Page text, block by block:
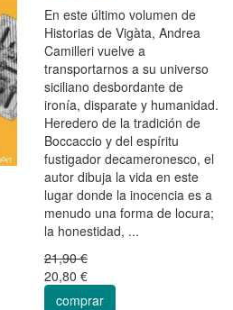
En este último volumen de
Historias de Vigàta, Andrea
Camilleri vuelve a
transportarnos a su universo
siciliano desbordante de
ironía, disparate y humanidad.
Heredero de la tradición de
Boccaccio y del espíritu
fustigador decameronesco, el
autor dibuja la vida en este
lugar donde la inocencia es a
menudo una forma de locura;
la honestidad, ...
21,90 €
20,80 €
comprar